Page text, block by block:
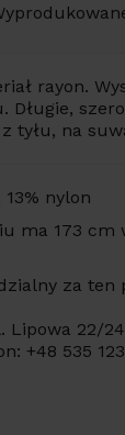
rayon.
Długie,
tyłu, na
13% nylon
ma 173 cm
za
Lipowa 22/
+48 535